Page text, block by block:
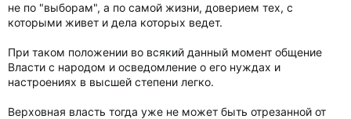
не по "выборам", а по самой жизни, доверием тех, с
которыми живет и дела которых ведет.
При таком положении во всякий данный момент общение
Власти с народом и осведомление о его нуждах и
настроениях в высшей степени легко.
Верховная власть тогда уже не может быть отрезанной от